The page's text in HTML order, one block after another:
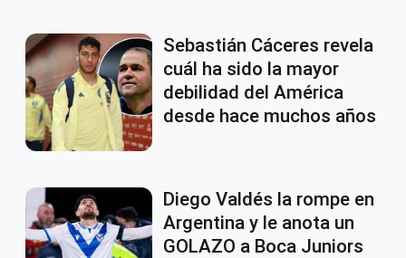
Sebastián Cáceres revela
cuál ha sido la mayor
debilidad del América
desde hace muchos años
Diego Valdés la rompe en
Argentina y le anota un
GOLAZO a Boca Juniors